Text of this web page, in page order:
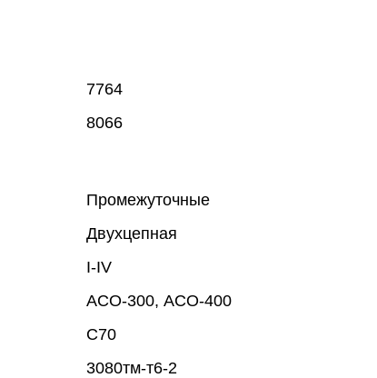
7764
8066
Промежуточные
Двухцепная
I-IV
АСО-300, АСО-400
С70
3080тм-т6-2